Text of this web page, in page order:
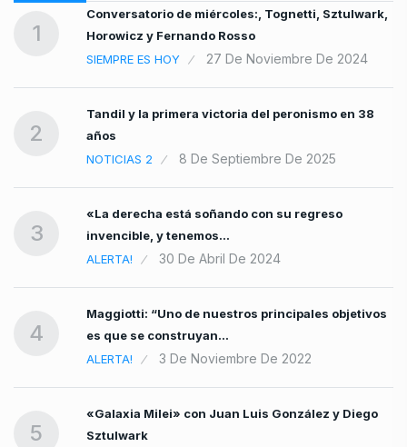
1
Conversatorio de miércoles:, Tognetti, Sztulwark,
Horowicz y Fernando Rosso
SIEMPRE ES HOY
27 De Noviembre De 2024
2
Tandil y la primera victoria del peronismo en 38
años
NOTICIAS 2
8 De Septiembre De 2025
3
«La derecha está soñando con su regreso
invencible, y tenemos…
ALERTA!
30 De Abril De 2024
4
Maggiotti: “Uno de nuestros principales objetivos
es que se construyan…
ALERTA!
3 De Noviembre De 2022
5
«Galaxia Milei» con Juan Luis González y Diego
Sztulwark